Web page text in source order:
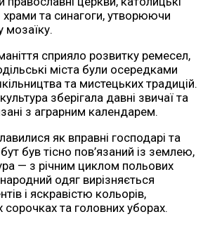
храми та синагоги, утворюючи
мозаїку.
сприяло розвитку ремесел,
міста були осередками
та мистецьких традицій.
зберігала давні звичаї та
з аграрним календарем.
як вправні господарі та
був тісно пов’язаний із землею,
— з річним циклом польових
одяг вирізняється
і яскравістю кольорів,
та головних уборах.